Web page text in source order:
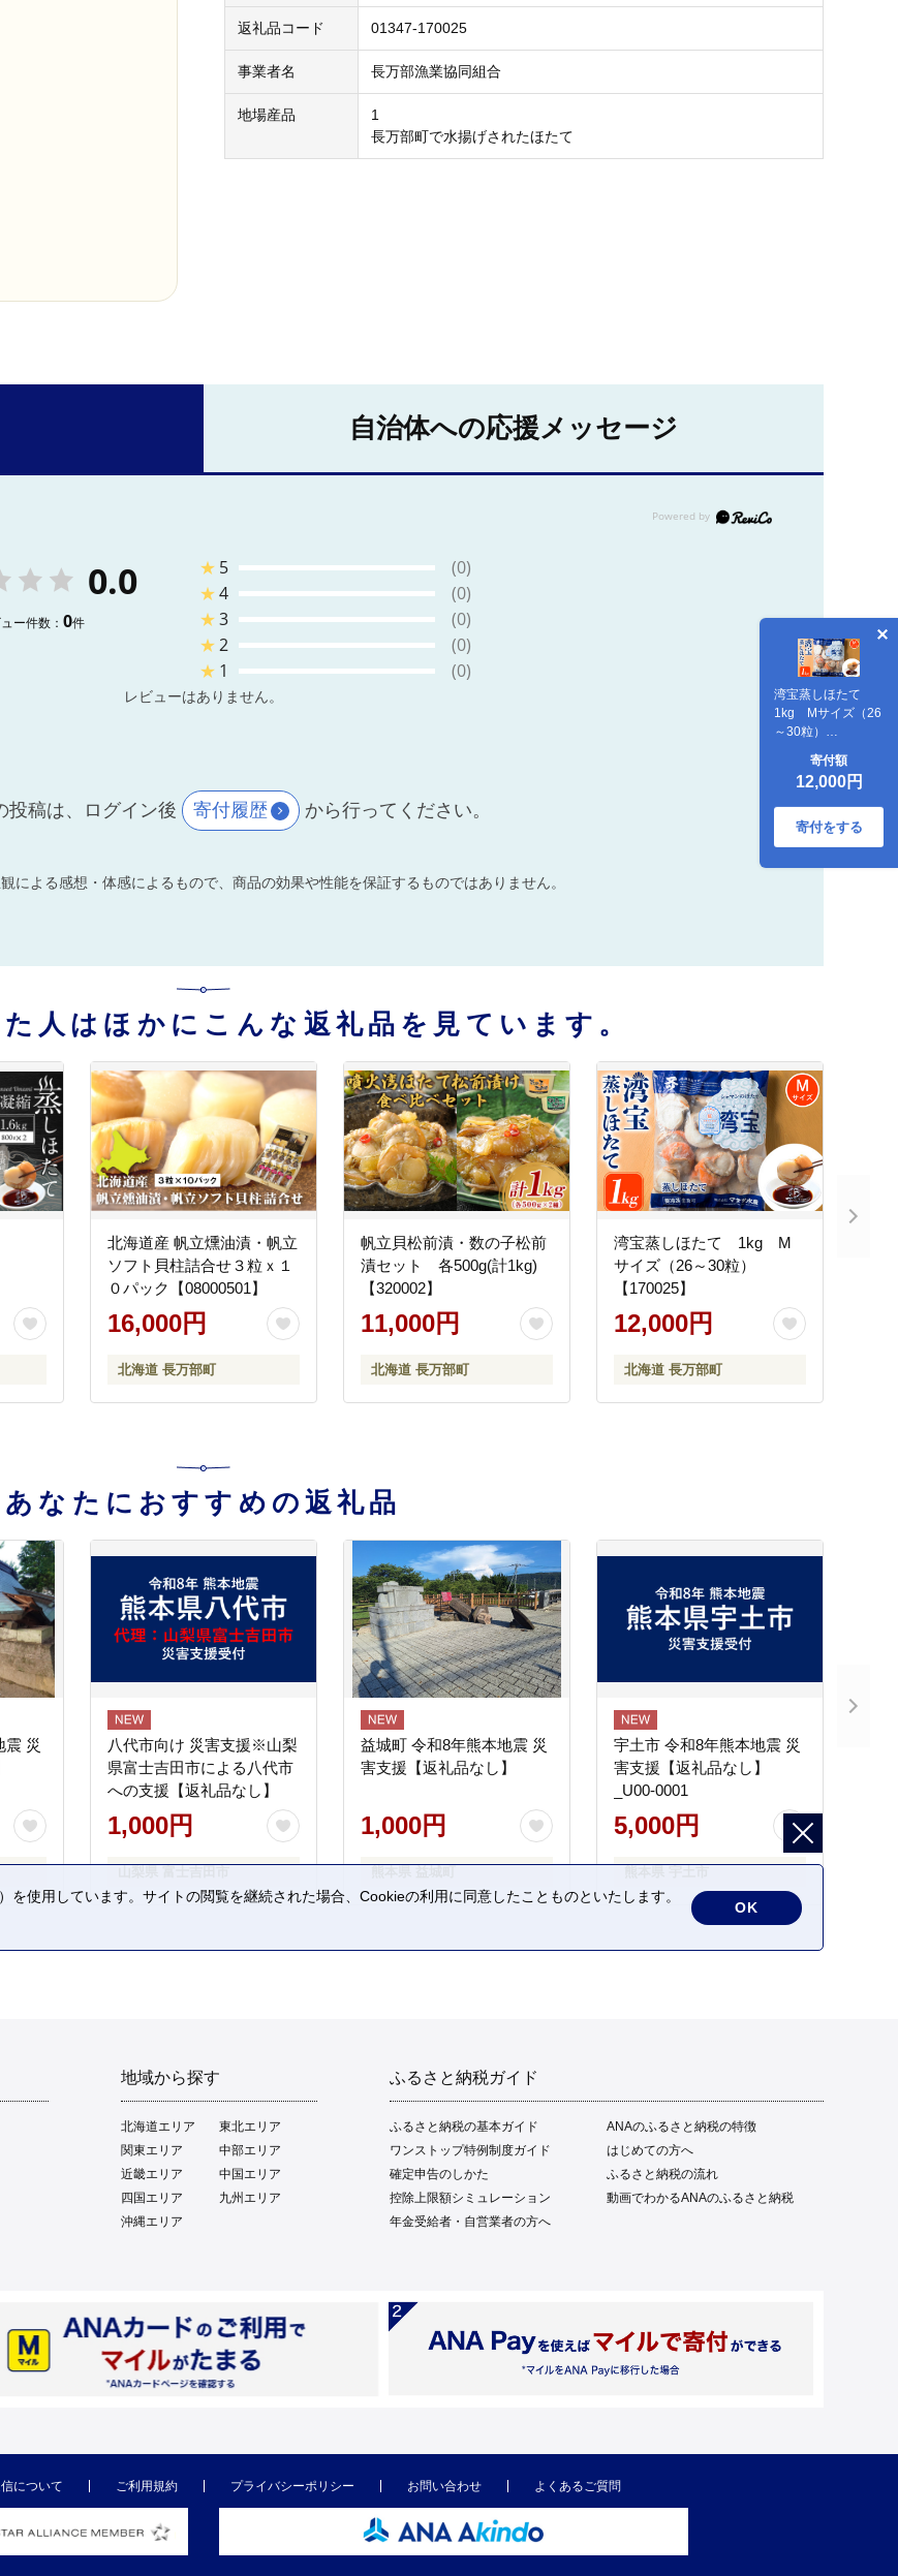
湾宝蒸しほたて
1kg Mサイズ（26
～30粒）
寄付額
12,000円
寄付をする
返礼品コード 01347-170025
事業者名 長万部漁業協同組合
地場産品
1
長万部町で水揚げされたほたて
自治体への応援メッセージ
0.0
ー件数： 0件
★ 5
(0)
★4
(0)
★3
(0)
★2
(0)
★ 1 (0)
レビューはありません。
投稿は、ログイン後 寄付履歴 から行ってください。
による感想・体感によるもので、商品の効果や性能を保証するものではありません。
人はほかにこんな返礼品を見ています。
北海道産 帆立燻油漬・帆立
ソフト貝柱詰合せ３粒ｘ１
０パック【08000501】
16,000円
北海道 長万部町
帆立貝松前漬・数の子松前
漬セット 各500g(計1kg)
【320002】
11,000円
北海道 長万部町
湾宝蒸しほたて 1kg M
サイズ（26～30粒）
【170025】
12,000円
北海道 長万部町
あなたにおすすめの返礼品
震 災
八代市向け 災害支援※山梨
県富士吉田市による八代市
への支援【返礼品なし】
1,000円
益城町 令和8年熊本地震 災
害支援【返礼品なし】
1,000円
宇土市 令和8年熊本地震 災
害支援【返礼品なし】
_U00-0001
5,000円
地域から探す
北海道エリア
東北エリア
関東エリア
中部エリア
近畿エリア
中国エリア
四国エリア
九州エリア
沖縄エリア
ふるさと納税ガイド
ふるさと納税の基本ガイド
ANAのふるさと納税の特徴
ワンストップ特例制度ガイド
はじめての方へ
確定申告のしかた
ふるさと納税の流れ
控除上限額シミュレーション
動画でわかるANAのふるさと納税
年金受給者・自営業者の方へ
について ご利用規約 プライバシーポリシー お問い合わせ よくあるご質問
使用しています。サイトの閲覧を継続された場合、Cookieの利用に同意したことものといたします。
OK